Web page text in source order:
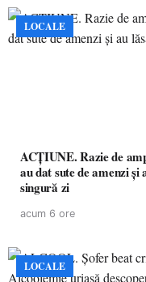
LOCALE
ACȚIUNE. Razie de
au dat sute de amenzi
singură zi
acum 6 ore
LOCALE